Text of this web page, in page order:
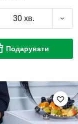
30 хв.
Подарувати